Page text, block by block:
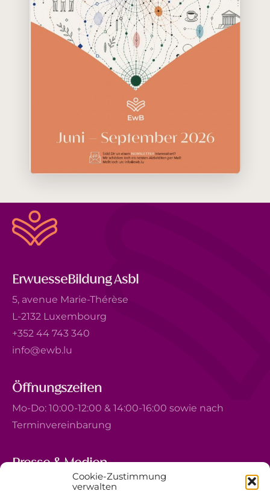
Cookie-Zustimmung
verwalten
ErwuesseBildung Asbl
5, avenue Marie-Thérèse
L-2132 Luxembourg
+352 44 743 340
info@ewb.lu
Öffnungszeiten
Mo-Do: 10:00-12:00 & 14:00-16:00 sowie nach
Terminvereinbarung
Presse & Medien
5, avenue Marie-Thérèse